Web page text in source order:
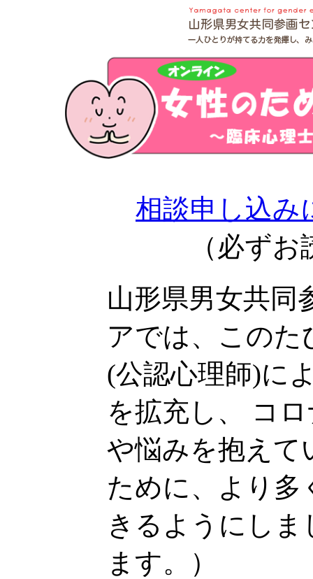
相談申し込み
（必ず
山形県男女共同
アでは、このた
(公認心理師)に
を拡充し、 コ
や悩みを抱えて
ために、より多
きるようにし
ます。）